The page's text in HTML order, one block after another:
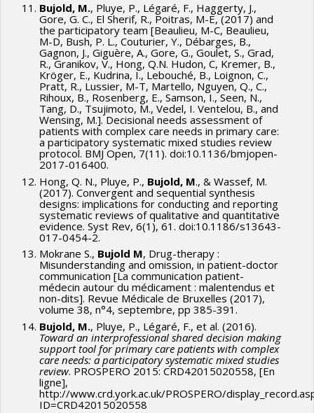
Bujold, M., Pluye, P., Légaré, F., Haggerty, J.,
Gore, G. C., El Sherif, R., Poitras, M-E, (2017) and
the participatory team [Beaulieu, M-C, Beaulieu,
M-D, Bush, P. L., Couturier, Y., Débarges, B.,
Gagnon, J., Giguère, A., Gore, G., Goulet, S., Grad,
R., Granikov, V., Hong, Q.N. Hudon, C, Kremer, B.,
Kröger, E., Kudrina, I., Lebouché, B., Loignon, C.,
Pratt, R., Lussier, M-T, Martello, Nguyen, Q., C.,
Rihoux, B., Rosenberg, E., Samson, I., Seen, N.,
Tang, D., Tsujimoto, M., Vedel, I. Ventelou, B., and
Wensing, M.]. Decisional needs assessment of
patients with complex care needs in primary care:
a participatory systematic mixed studies review
protocol. BMJ Open, 7(11). doi:10.1136/bmjopen-
2017-016400.
Hong, Q. N., Pluye, P., Bujold, M., & Wassef, M.
(2017). Convergent and sequential synthesis
designs: implications for conducting and reporting
systematic reviews of qualitative and quantitative
evidence. Syst Rev, 6(1), 61. doi:10.1186/s13643-
017-0454-2.
Mokrane S., Bujold M, Drug-therapy :
Misunderstanding and omission, in patient-doctor
communication [La communication patient-
médecin autour du médicament : malentendus et
non-dits]. Revue Médicale de Bruxelles (2017),
volume 38, n°4, septembre, pp 385-391.
Bujold, M., Pluye, P., Légaré, F., et al. (2016).
Toward an interprofessional shared decision making
support tool for primary care patients with complex
care needs: a participatory systematic mixed studies
review. PROSPERO 2015: CRD42015020558, [En
ligne],
http://www.crd.york.ac.uk/PROSPERO/
ID=CRD42015020558